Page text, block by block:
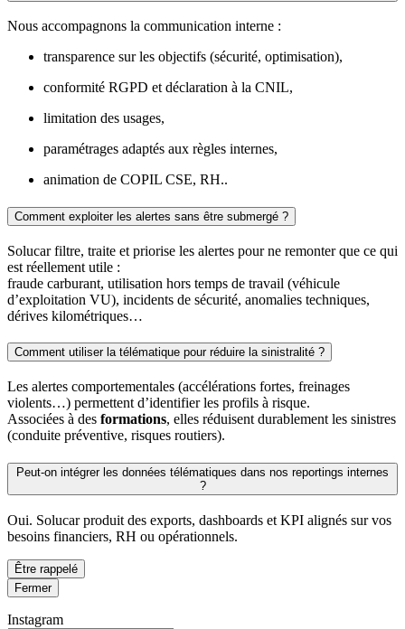
Nous accompagnons la communication interne :
transparence sur les objectifs (sécurité, optimisation),
conformité RGPD et déclaration à la CNIL,
limitation des usages,
paramétrages adaptés aux règles internes,
animation de COPIL CSE, RH..
Comment exploiter les alertes sans être submergé ?
Solucar filtre, traite et priorise les alertes pour ne remonter que ce qui
est réellement utile :
fraude carburant, utilisation hors temps de travail (véhicule
d’exploitation VU), incidents de sécurité, anomalies techniques,
dérives kilométriques…
Comment utiliser la télématique pour réduire la sinistralité ?
Les alertes comportementales (accélérations fortes, freinages
violents…) permettent d’identifier les profils à risque.
Associées à des formations, elles réduisent durablement les sinistres
(conduite préventive, risques routiers).
Peut-on intégrer les données télématiques dans nos reportings internes
?
Oui. Solucar produit des exports, dashboards et KPI alignés sur vos
besoins financiers, RH ou opérationnels.
Être rappelé
Fermer
Instagram